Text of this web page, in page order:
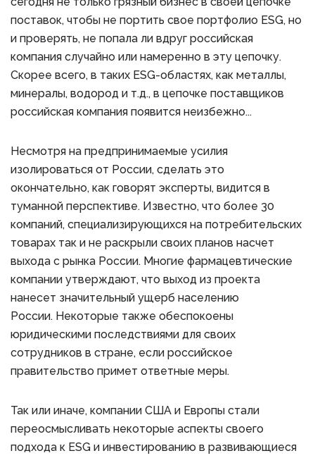
поставок, чтобы не портить свое портфолио ESG, но
и проверять, не попала ли вдруг российская
компания случайно или намеренно в эту цепочку.
Скорее всего, в таких ESG-областях, как металлы,
минералы, водород и т.д., в цепочке поставщиков
российская компания появится неизбежно...
Несмотря на предпринимаемые усилия
изолироваться от России, сделать это
окончательно, как говорят эксперты, видится в
туманной перспективе. Известно, что более 30
компаний, специализирующихся на потребительских
товарах так и не раскрыли своих планов насчет
выхода с рынка России. Многие фармацевтические
компании утверждают, что выход из проекта
нанесет значительный ущерб населению
России. Некоторые также обеспокоены
юридическими последствиями для своих
сотрудников в стране, если российское
правительство примет ответные меры.
Так или иначе, компании США и Европы стали
переосмысливать некоторые аспекты своего
подхода к ESG и инвестированию в развивающиеся